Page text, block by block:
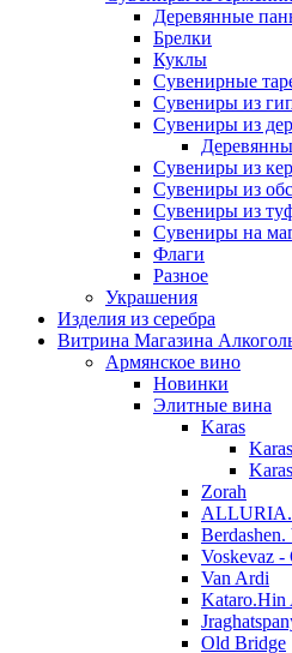
Деревянные
Брелки
Куклы
Сувенирные
Сувениры из
Сувениры из
Сувениры из
Сувениры из
Сувениры из
Сувениры на
Флаги
Разное
Украшения
Изделия из серебра
Витрина Магазина
Армянское вино
Новинки
Элитные вина
Karas
Zorah
Berdashen.
Voskevaz -
Van Ardi
Kataro.Hin
Old Bridge